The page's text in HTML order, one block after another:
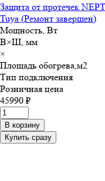
Защита от протечек
Tuya (Ремонт завершен)
Мощность, Вт
В×Ш, мм
×
Площадь обогрева,м2
Тип подключения
Розничная цена
45990 ₽
В корзину
Купить сразу